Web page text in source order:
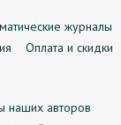
журналы
Оплата и скидки
наших авторов